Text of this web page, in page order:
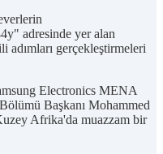
adresinde yer alan
adımları gerçekleştirmeleri
Electronics MENA
Başkanı Mohammed
Afrika'da muazzam bir